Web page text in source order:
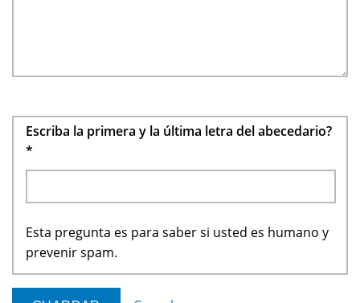
Escriba la primera y la última letra del abecedario?
*
Esta pregunta es para saber si usted es humano y
prevenir spam.